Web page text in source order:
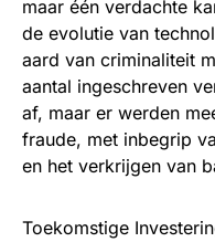
maar één verdachte
de evolutie van
aard van criminaliteit
aantal ingeschreven
af, maar er werden
fraude, met inbegrip
en het verkrijgen van
Toekomstige